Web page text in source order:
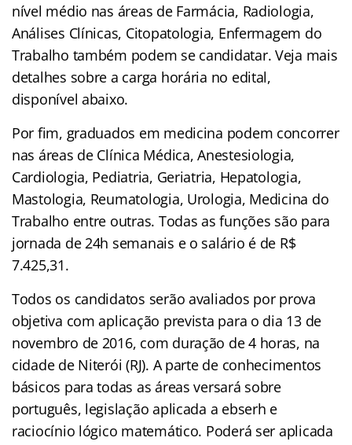
nível médio nas áreas de Farmácia, Radiologia,
Análises Clínicas, Citopatologia, Enfermagem do
Trabalho também podem se candidatar. Veja mais
detalhes sobre a carga horária no edital,
disponível abaixo.
Por fim, graduados em medicina podem concorrer
nas áreas de Clínica Médica, Anestesiologia,
Cardiologia, Pediatria, Geriatria, Hepatologia,
Mastologia, Reumatologia, Urologia, Medicina do
Trabalho entre outras. Todas as funções são para
jornada de 24h semanais e o salário é de R$
7.425,31.
Todos os candidatos serão avaliados por prova
objetiva com aplicação prevista para o dia 13 de
novembro de 2016, com duração de 4 horas, na
cidade de Niterói (RJ). A parte de conhecimentos
básicos para todas as áreas versará sobre
português, legislação aplicada a ebserh e
raciocínio lógico matemático. Poderá ser aplicada